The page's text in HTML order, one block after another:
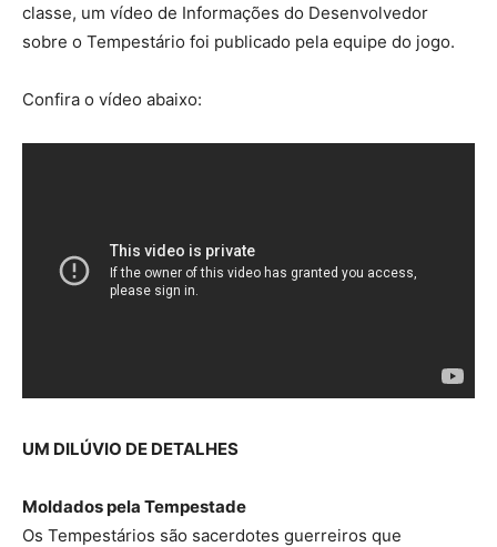
classe, um vídeo de Informações do Desenvolvedor
sobre o Tempestário foi publicado pela equipe do jogo.
Confira o vídeo abaixo:
UM DILÚVIO DE DETALHES
Moldados pela Tempestade
Os Tempestários são sacerdotes guerreiros que